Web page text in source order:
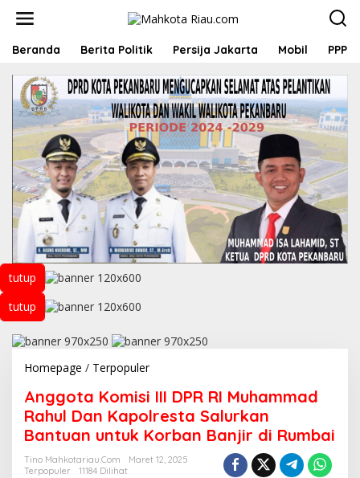
Beranda Berita Politik Persija Jakarta Mobil PPP
tutup
tutup
Homepage / TerpopulerA
g
o
t
a
Anggota Komisi III DPR RI Muhammad
Rahul Dan Kapolresta Salurkan
Bantuan untuk Korban Banjir di Rumbai
Tino Mahkotariau.com
Maret 12, 2025
Terpopuler
11184 Dilihat